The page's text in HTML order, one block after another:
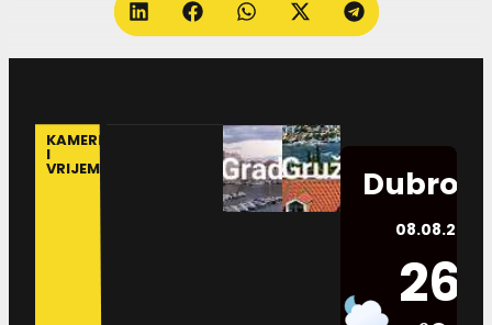
KAMERE
I
VRIJEME
08.08.2026.
26